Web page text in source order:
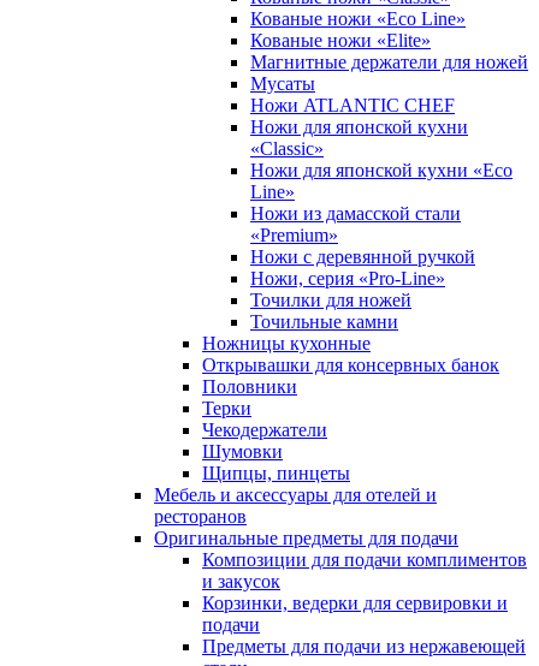
Кованые ножи «Eco Line»
Кованые ножи «Elite»
Магнитные держатели для ножей
Мусаты
Ножи ATLANTIC CHEF
Ножи для японской кухни
«Classic»
Ножи для японской кухни «Eco
Line»
Ножи из дамасской стали
«Premium»
Ножи с деревянной ручкой
Ножи, серия «Pro-Line»
Точилки для ножей
Точильные камни
Ножницы кухонные
Открывашки для консервных банок
Половники
Терки
Чекодержатели
Шумовки
Щипцы, пинцеты
Мебель и аксессуары для отелей и
ресторанов
Оригинальные предметы для подачи
Композиции для подачи комплиментов
и закусок
Корзинки, ведерки для сервировки и
подачи
Предметы для подачи из нержавеющей